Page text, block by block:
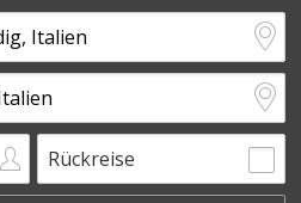
Rückreise